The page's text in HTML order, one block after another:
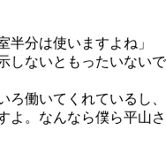
半分は使いますよね」
しないともったいないで
ろ働いてくれているし、
よ。なんなら僕ら平山さ